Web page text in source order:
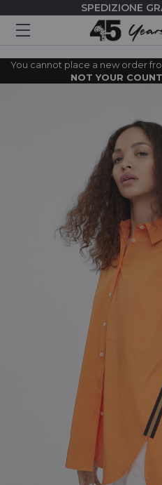
SPEDIZIONE
You cannot place a new order
NOT YOUR